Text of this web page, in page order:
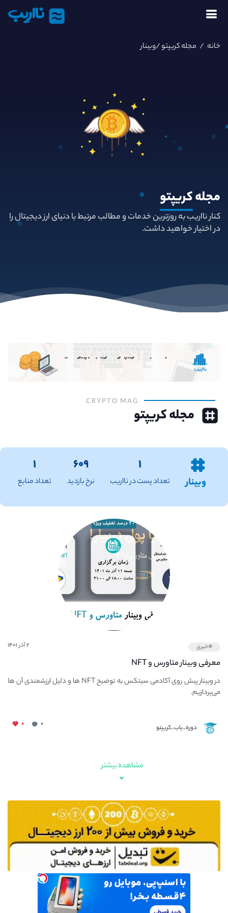
نااریب
خانه / مجله کریپتو/وبینار
مجلهکریپتو
کنار نااریب به روزترین خدمات و مطالب مرتبط با دنیای ارز دیجیتال را
در اختیار خواهید داشت.
CRYPTO MAG
مجله کریپتو
وبینار
۱
تعداد پست در نااریب
۶۰۹
نرخ بازدید
۱
تعداد منابع
#خبری ۲ آذر ۱۴۰۱
معرفی وبینار متاورس و NFT
در وبینار پیش روی آکادمی سیتکس به توضیح NFT ها و دلیل ارزشمندی آن ها
می‌پردازیم.
دوره_یاب_کریپتو ۰ ۰
مشاهده بیشتر